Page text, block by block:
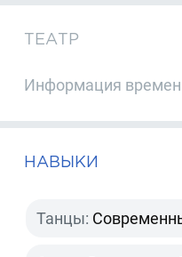
ТЕАТР
Информация
НАВЫКИ
Танцы: